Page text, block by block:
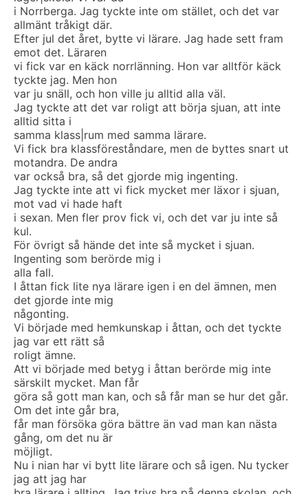
i Norrberga. Jag tyckte inte om stället, och det var
allmänt tråkigt där.
Efter jul det året, bytte vi lärare. Jag hade sett fram
emot det. Läraren
vi fick var en käck norrlänning. Hon var alltför käck
tyckte jag. Men hon
var ju snäll, och hon ville ju alltid alla väl.
Jag tyckte att det var roligt att börja sjuan, att inte
alltid sitta i
samma klass|rum med samma lärare.
Vi fick bra klassföreståndare, men de byttes snart ut
motandra. De andra
var också bra, så det gjorde mig ingenting.
Jag tyckte inte att vi fick mycket mer läxor i sjuan,
mot vad vi hade haft
i sexan. Men fler prov fick vi, och det var ju inte så
kul.
För övrigt så hände det inte så mycket i sjuan.
Ingenting som berörde mig i
alla fall.
I åttan fick lite nya lärare igen i en del ämnen, men
det gjorde inte mig
någonting.
Vi började med hemkunskap i åttan, och det tyckte
jag var ett rätt så
roligt ämne.
Att vi började med betyg i åttan berörde mig inte
särskilt mycket. Man får
göra så gott man kan, och så får man se hur det går.
Om det inte går bra,
får man försöka göra bättre än vad man kan nästa
gång, om det nu är
möjligt.
Nu i nian har vi bytt lite lärare och så igen. Nu tycker
jag att jag har